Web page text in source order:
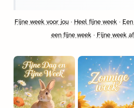
Fijne week voor jou · Heel fijne week ·
een fijne week· Fijne week